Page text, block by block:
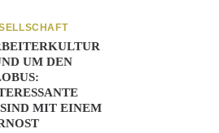
UM DEN
MIT EINEM